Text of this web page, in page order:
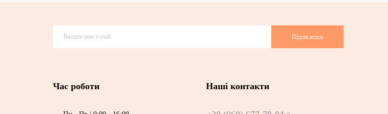
Підписатися
Час роботи Наші контакти